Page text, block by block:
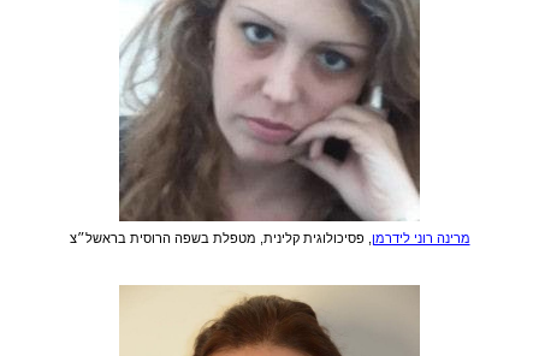
מרינה רוני לידרמן , פסיכולוגית קלינית, מטפלת בשפה הרוסית בראשל״צ